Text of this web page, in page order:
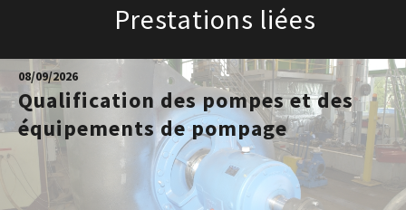
Prestations liées
08/09/2026
Qualification des pompes et des
équipements de pompage